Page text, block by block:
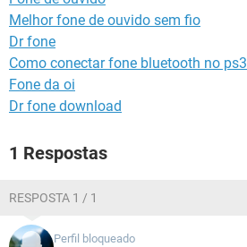
Melhor fone de ouvido sem fio
Dr fone
Como conectar fone bluetooth no ps3
Fone da oi
Dr fone download
1 Respostas
RESPOSTA 1 / 1
Perfil bloqueado